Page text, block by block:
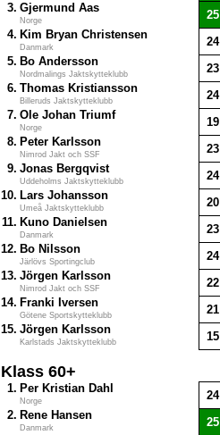
3. Gjermund Aas
Norge 25
4. Kim Bryan Christensen
Danmark 24
5. Bo Andersson
Nordmalings Jaktskytteklubb 23
6. Thomas Kristiansson
Billeruds Jaktskytteklubb 24
7. Ole Johan Triumf
Norge 19
8. Peter Karlsson
Nimrod Jakt och SSF 23
9. Jonas Bergqvist
Uddeholms Jaktskytteklubb 24
10. Lars Johansson
Umeå Jaktskytteklubb 20
11. Kuno Danielsen
Danmark 23
12. Bo Nilsson
Järlövs Sportingclub 24
13. Jörgen Karlsson
Nimrod Jakt och SSF 22
14. Franki Iversen
Götene Sportskytteklubb 21
15. Jörgen Karlsson
Karlstads Jaktskytteklubb 15
Klass 60+
1. Per Kristian Dahl
Norge 24
2. Rene Hansen
Danmark 25